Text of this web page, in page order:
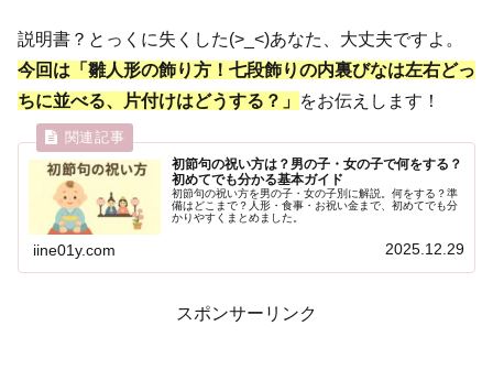
説明書？とっくに失くした(>_<)あなた、大丈夫ですよ。
今回は「雛人形の飾り方！七段飾りの内裏びなは左右どっ
ちに並べる、片付けはどうする？」 をお伝えします！
初節句の祝い方は？男の子・女の子で何をする？
初めてでも分かる基本ガイド
初節句の祝い方を男の子・女の子別に解説。何をする？準
備はどこまで？人形・食事・お祝い金まで、初めてでも分
かりやすくまとめました。
iine01y.com 2025.12.29
スポンサーリンク